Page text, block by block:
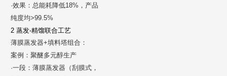
·效果：总能耗降低18%，产品
纯度均>99.5%
2 蒸发-精馏联合工艺
薄膜蒸发器+填料塔组合：
案例：聚醚多元醇生产
·一段：薄膜蒸发器（刮膜式，